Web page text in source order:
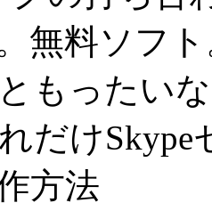
無料ソフ
もったい
だけSkype
方法